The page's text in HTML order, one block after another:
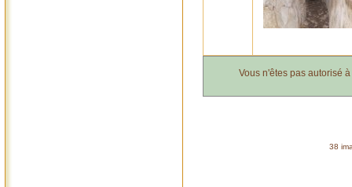
Vous n'êtes pas autorisé
38